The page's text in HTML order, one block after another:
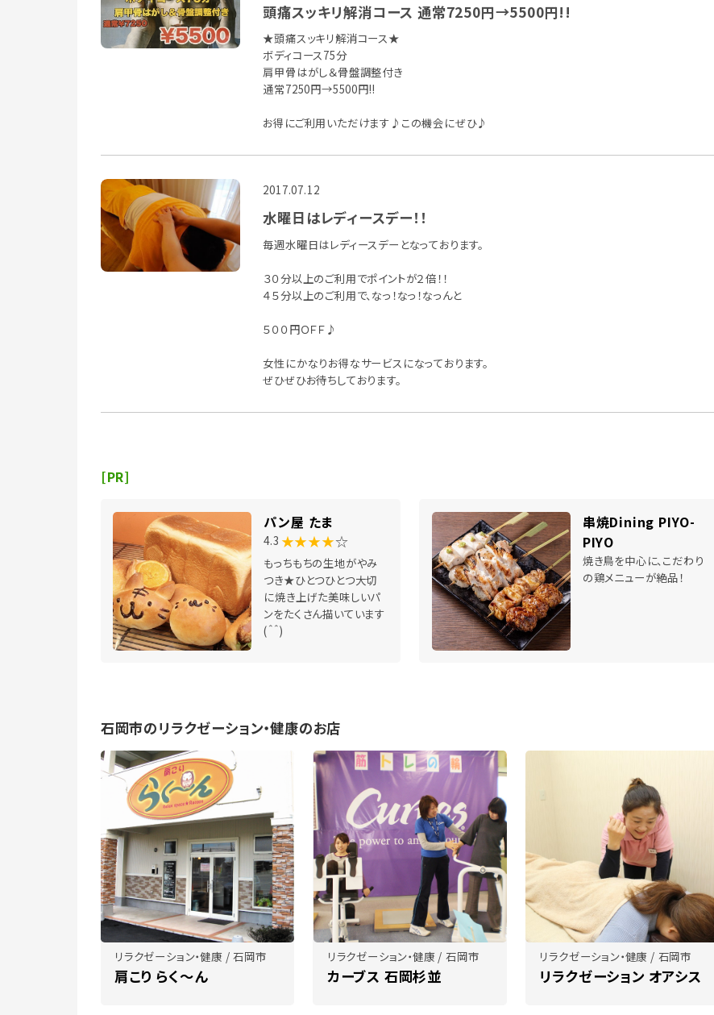
頭痛スッキリ解消コース 通常7250円→5500円!!
★頭痛スッキリ解消コース★
ボディコース75分
肩甲骨はがし＆骨盤調整付き
通常7250円→5500円!!
お得にご利用いただけます♪この機会にぜひ♪
2017.07.12
水曜日はレディースデー！！
毎週水曜日はレディースデーとなっております。
３０分以上のご利用でポイントが２倍！！
４５分以上のご利用で、なっ！なっ！なっんと
５００円ＯＦＦ♪
女性にかなりお得なサービスになっております。
ぜひぜひお待ちしております。
[PR]
パン屋 たま
4.3 ★★★★☆
もっちもちの生地がやみ
つき★ひとつひとつ大切
に焼き上げた美味しいパ
ンをたくさん描いています
(＾＾)
串焼Dining PIYO-
PIYO
焼き鳥を中心に、こだわり
の鶏メニューが絶品！
石岡市のリラクゼーション・健康のお店
リラクゼーション・健康 / 石岡市
肩こり らく～ん
リラクゼーション・健康 / 石岡市
カーブス 石岡杉並
リラクゼーション・健康 / 石岡市
リラクゼーション オアシス